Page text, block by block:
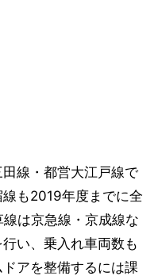
線・都営大江戸線で
も2019年度までに全
は京急線・京成線な
い、乗入れ車両数も
アを整備するには課